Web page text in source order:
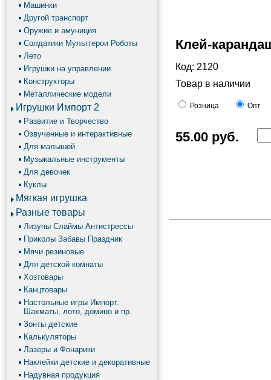
Машинки
Другой транспорт
Оружие и амуниция
Солдатики Мультгерои Роботы
Лето
Игрушки на управлении
Конструкторы
Металлические модели
Игрушки Импорт 2
Развитие и Творчество
Озвученные и интерактивные
Для малышей
Музыкальные инструменты
Для девочек
Куклы
Мягкая игрушка
Разные товары
Лизуны Слаймы Антистрессы
Приколы Забавы Праздник
Мячи резиновые
Для детской комнаты
Хозтовары
Канцтовары
Настольные игры Импорт.
Шахматы, лото, домино и пр.
Зонты детские
Калькуляторы
Лазеры и Фонарики
Наклейки детские и декоративные
Надувная продукция
Клей-
Код: 2120
Товар в наличии
Розница Опт
55.00 руб.